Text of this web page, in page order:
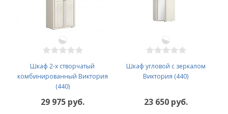
Шкаф 2-х створчатый
комбинированный Виктория
(440)
29 975 руб.
Шкаф угловой с зеркалом
Виктория (440)
23 650 руб.